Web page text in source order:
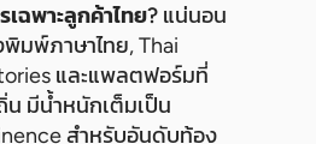
เฉพาะลูกค้าไทย? แน่นอน
พิมพ์ภาษาไทย, Thai
และแพลตฟอร์มที่
น มีน้ำหนักเต็มเป็น
สำหรับอันดับท้อง